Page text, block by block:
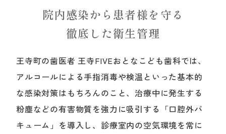
院内感染から患者様を守る
徹底した衛生管理
王寺町の歯医者 王寺FIVEおとなこども歯科では、
アルコールによる手指消毒や検温といった基本的
な感染対策はもちろんのこと、治療中に発生する
粉塵などの有害物質を強力に吸引する「口腔外バ
キューム」を導入し、診療室内の空気環境を常に